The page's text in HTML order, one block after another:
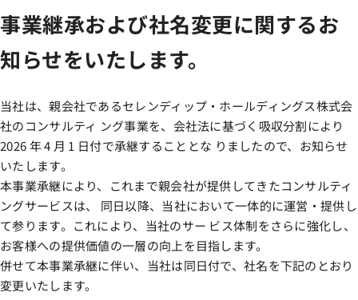
事業継承および社名変更に関するお
知らせをいたします。
当社は、親会社であるセレンディップ・ホールディングス株式会
社のコンサルティ ング事業を、会社法に基づく吸収分割により
2026 年 4 月 1 日付で承継することとな りましたので、お知らせ
いたします。
本事業承継により、これまで親会社が提供してきたコンサルティ
ングサービスは、 同日以降、当社において一体的に運営・提供し
て参ります。これにより、当社のサー ビス体制をさらに強化し、
お客様への提供価値の一層の向上を目指します。
併せて本事業承継に伴い、当社は同日付で、社名を下記のとおり
変更いたします。